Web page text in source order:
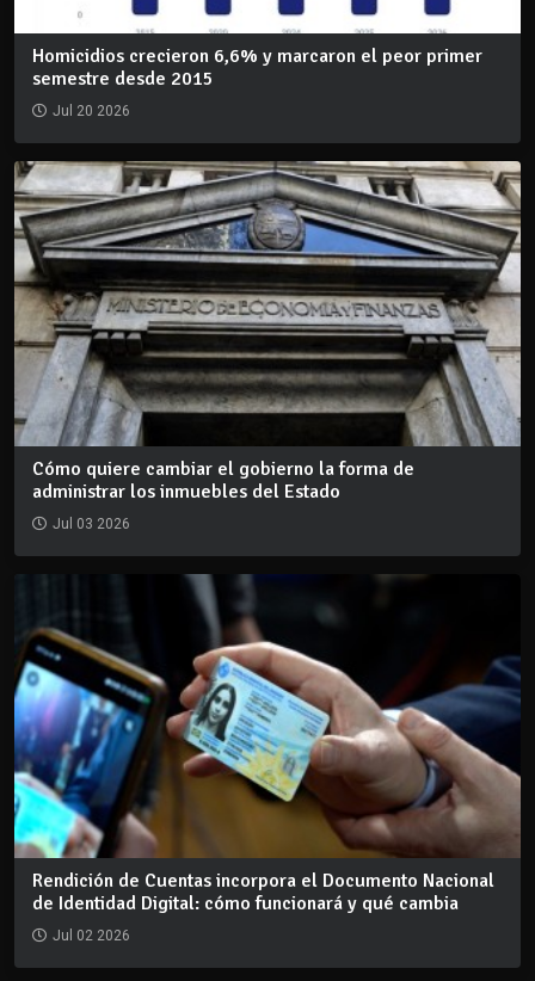
Homicidios crecieron 6,6% y marcaron el peor primer
semestre desde 2015
Jul 20 2026
Cómo quiere cambiar el gobierno la forma de
administrar los inmuebles del Estado
Jul 03 2026
Rendición de Cuentas incorpora el Documento Nacional
de Identidad Digital: cómo funcionará y qué cambia
Jul 02 2026